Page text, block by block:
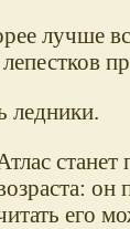
лучше
ледники.
он
его